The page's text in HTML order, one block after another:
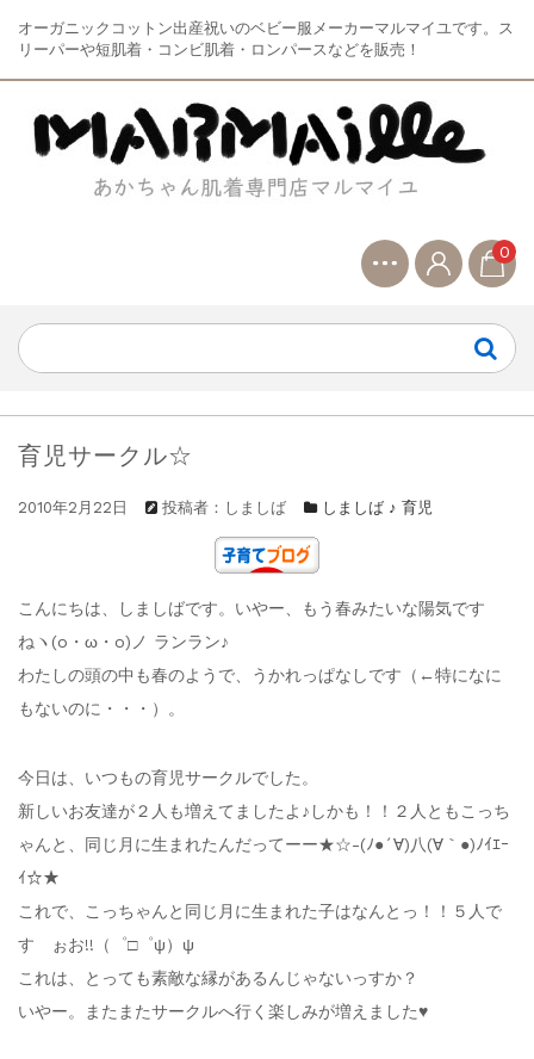
オーガニックコットン出産祝いのベビー服メーカーマルマイユです。ス
リーパーや短肌着・コンビ肌着・ロンパースなどを販売！
0
育児サークル☆
2010年2月22日 投稿者：しましば しましば ♪ 育児
こんにちは、しましばです。いやー、もう春みたいな陽気です
ねヽ(o・ω・o)ノ ランラン♪
わたしの頭の中も春のようで、うかれっぱなしです（←特になに
もないのに・・・）。
今日は、いつもの育児サークルでした。
新しいお友達が２人も増えてましたよ♪しかも！！２人ともこっち
ゃんと、同じ月に生まれたんだってーー★☆-(ﾉ●´∀)八(∀｀●)ﾉｲｴｰ
ｲ☆★
これで、こっちゃんと同じ月に生まれた子はなんとっ！！５人で
す ぉお!!（゜□゜ψ）ψ
これは、とっても素敵な縁があるんじゃないっすか？
いやー。またまたサークルへ行く楽しみが増えました♥